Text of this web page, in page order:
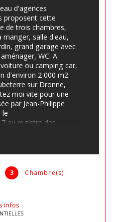
3 Chambre(s)
infos
d'agences
proposent cette
de trois chambres,
manger, salle d'eau,
grand garage avec
WC. A
ou camping car,
d'environ 2 000 m2.
sur Dronne,
moi vite pour une
par Jean-Philippe
le
au registre des
auxquels ce bien
sur le site Géorisques